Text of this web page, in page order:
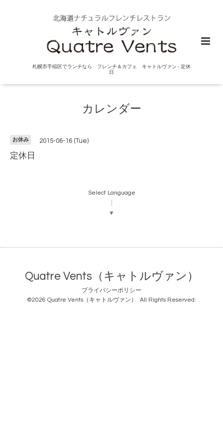
札幌市手稲区でランチなら フレンチ＆カフェ キャトルヴァン - 定休
日
カレンダー
お休み 2015-06-16 (Tue)
定休日
Select Language
▼
Quatre Vents（キャトルヴァン）
プライバシーポリシー
©2026 Quatre Vents（キャトルヴァン） . All Rights Reserved.